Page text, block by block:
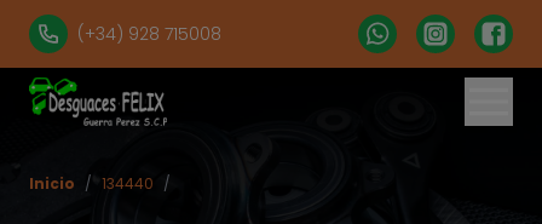
(+34) 928 715008
Inicio / 134440 /